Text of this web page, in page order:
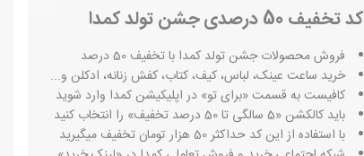
کد تخفیف 50 درصدی جشن تولد کمدا
فروش محصولات جشن تولد کمدا با تخفیف 50 درصد
خرید ساعت عینک، لباس، کیف، کتاب، کفش زنانه، ادکلن و...
کافیست به قسمت «برای تو» در اپلیکیشن کمدا وارد شوید
باید کالکشن «5 سالگی تا 50 درصد تخفیف» را انتخاب کنید
با استفاده از این کد حداکثر 50 هزار تومان تخفیف میگیرید